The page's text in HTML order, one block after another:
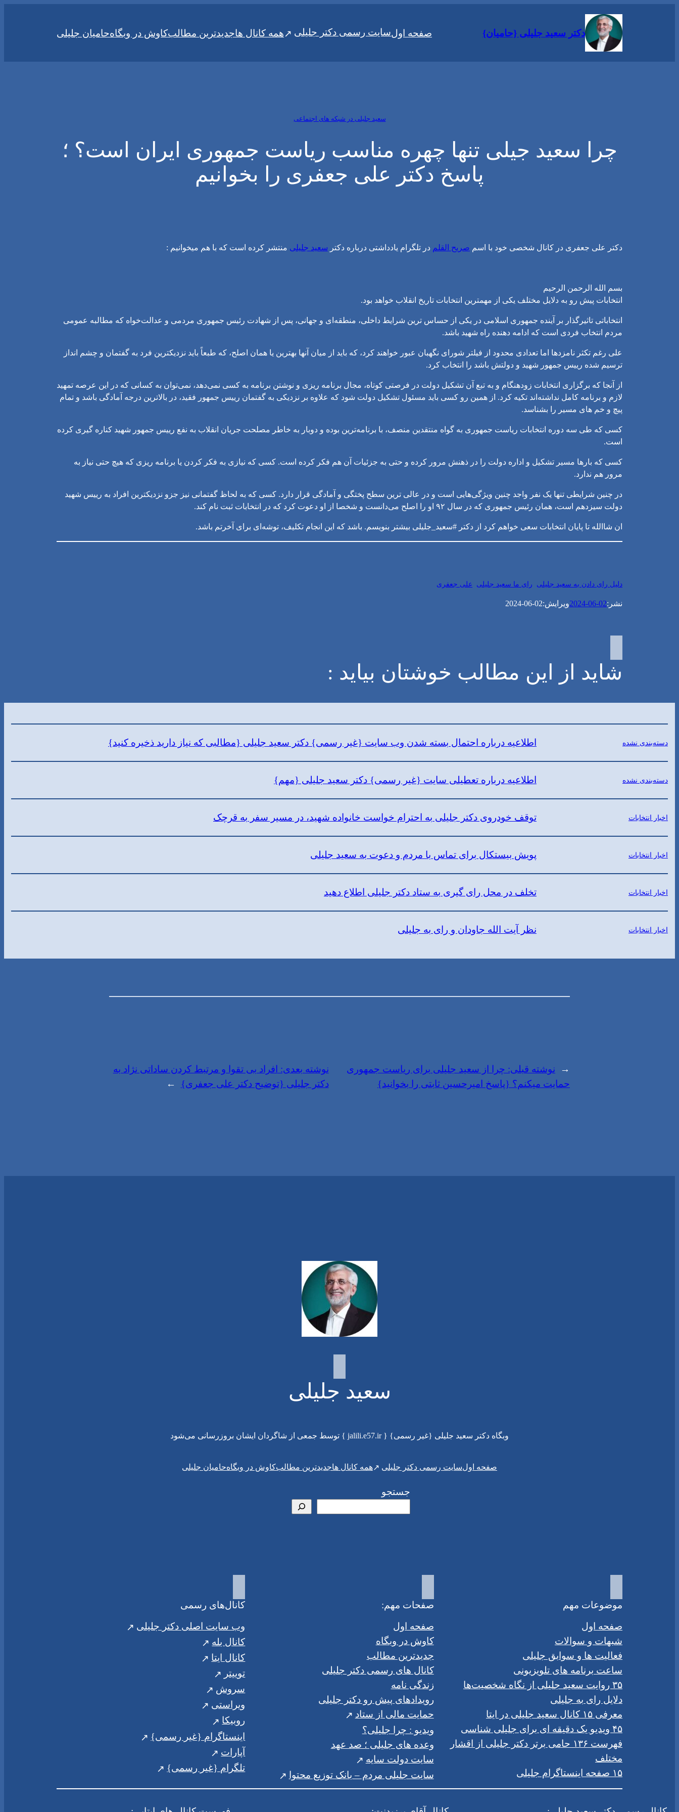
دکتر سعید جلیلی {حامیان} صفحه اولسایت رسمی دکتر جلیلی همه کانال هاجدیدترین مطالبکاوش در وبگاهحامیان جلیلی
سعید جلیلی در شبکه های اجتماعی
چرا سعید جیلی تنها چهره مناسب ریاست جمهوری ایران است؟ ؛
پاسخ دکتر علی جعفری را بخوانیم
دکتر علی جعفری در کانال شخصی خود با اسم صریح القلم در تلگرام یادداشتی درباره دکتر سعید جلیلی منتشر کرده است که با هم میخوانیم :
بسم الله الرحمن الرحیم
انتخابات پیش رو به دلایل مختلف یکی از مهمترین انتخابات تاریخ انقلاب خواهد بود.
انتخاباتی تاثیرگذار بر آینده جمهوری اسلامی در یکی از حساس ترین شرایط داخلی، منطقه‌ای و جهانی، پس از شهادت رئیس جمهوری مردمی و عدالت‌خواه که مطالبه عمومی
مردم انتخاب فردی است که ادامه دهنده راه شهید باشد.
علی رغم تکثر نامزدها اما تعدادی محدود از فیلتر شورای نگهبان عبور خواهند کرد، که باید از میان آنها بهترین یا همان اصلح، که طبعاً باید نزدیکترین فرد به گفتمان و چشم انداز
ترسیم شده رییس جمهور شهید و دولتش باشد را انتخاب کرد.
از آنجا که برگزاری انتخابات زودهنگام و به تبع آن تشکیل دولت در فرصتی کوتاه، مجال برنامه ریزی و نوشتن برنامه به کسی نمی‌دهد، نمی‌توان به کسانی که در این عرصه تمهید
لازم و برنامه کامل نداشته‌اند تکیه کرد. از همین رو کسی باید مسئول تشکیل دولت شود که علاوه بر نزدیکی به گفتمان رییس جمهور فقید، در بالاترین درجه آمادگی باشد و تمام
پیچ و خم های مسیر را بشناسد.
کسی که طی سه دوره انتخابات ریاست جمهوری به گواه منتقدین منصف، با برنامه‌ترین بوده و دوبار به خاطر مصلحت جریان انقلاب به نفع رییس جمهور شهید کناره گیری کرده
است.
کسی که بارها مسیر تشکیل و اداره دولت را در ذهنش مرور کرده و حتی به جزئیات آن هم فکر کرده است. کسی که نیازی به فکر کردن یا برنامه ریزی که هیچ حتی نیاز به
مرور هم ندارد.
در چنین شرایطی تنها یک نفر واجد چنین ویژگی‌هایی است و در عالی ترین سطح پختگی و آمادگی قرار دارد. کسی که به لحاظ گفتمانی نیز جزو نزدیکترین افراد به رییس شهید
دولت سیزدهم است، همان رئیس جمهوری که در سال ۹۲ او را اصلح می‌دانست و شخصا از او دعوت کرد که در انتخابات ثبت نام کند.
ان شاالله تا پایان انتخابات سعی خواهم کرد از دکتر ‎#سعید_جلیلی بیشتر بنویسم. باشد که این انجام تکلیف، توشه‌ای برای آخرتم باشد.
دلیل رای دادن به سعید جلیلی رای ما سعید جلیلی علی جعفری
نشر:2024-06-02ویرایش:2024-06-02
شاید از این مطالب خوشتان بیاید :
دسته‌بندی نشده اطلاعیه درباره احتمال بسته شدن وب سایت {غیر رسمی} دکتر سعید جلیلی {مطالبی که نیاز دارید ذخیره کنید}
دسته‌بندی نشده اطلاعیه درباره تعطیلی سایت {غیر رسمی} دکتر سعید جلیلی {مهم}
اخبار انتخابات توقف خودروی دکتر جلیلی به احترام خواست خانواده شهید، در مسیر سفر به قرچک
اخبار انتخابات پویش بیستکال برای تماس با مردم و دعوت به سعید جلیلی
اخبار انتخابات تخلف در محل رای گیری به ستاد دکتر جلیلی اطلاع دهید
اخبار انتخابات نظر آیت الله جاودان و رای به جلیلی
← نوشته قبلی: چرا از سعید جلیلی برای ریاست جمهوری
حمایت میکنم؟ {پاسخ امیرحسین ثابتی را بخوانید}
نوشته بعدی: افراد بی تقوا و مرتبط کردن ساداتی نژاد به
دکتر جلیلی {توضیح دکتر علی جعفری}
→
سعید جلیلی
وبگاه دکتر سعید جلیلی {غیر رسمی} { jalili.e57.ir } توسط جمعی از شاگردان ایشان بروزرسانی می‌شود
صفحه اولسایت رسمی دکتر جلیلی همه کانال هاجدیدترین مطالبکاوش در وبگاهحامیان جلیلی
جستجو
موضوعات مهم
صفحه اول
شبهات و سوالات
فعالیت ها و سوابق جلیلی
ساعت برنامه های تلویزیونی
۳۵ روایت سعید جلیلی از نگاه شخصیت‌ها
دلایل رای به جلیلی
معرفی ۱۵ کانال سعید جلیلی در ایتا
۴۵ ویدیو یک دقیقه ای برای جلیلی شناسی
فهرست ۱۳۶ حامی برتر دکتر جلیلی از اقشار
مختلف
۱۵ صفحه اینستاگرام جلیلی
صفحات مهم:
صفحه اول
کاوش در وبگاه
جدیدترین مطالب
کانال های رسمی دکتر جلیلی
زندگی نامه
رویدادهای پیش رو دکتر جلیلی
حمایت مالی از ستاد
ویدیو : چرا جلیلی؟
وعده های جلیلی ؛ صد عهد
سایت دولت سایه
سایت جلیلی مردم – بانک توزیع محتوا
کانال‌های رسمی
وب سایت اصلی دکتر جلیلی
کانال بله
کانال ایتا
توییتر
سروش
ویراستی
روبیکا
اینستاگرام {غیر رسمی}
آپارات
تلگرام {غیر رسمی}